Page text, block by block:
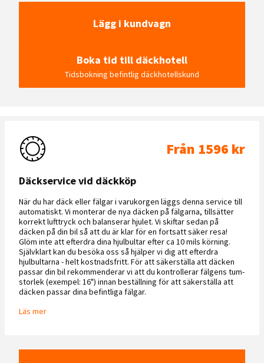
Lägg i kundvagn
Boka tid till däckhotell
Tidsbokning befintlig däckhotellskund
Däckservice vid däckköp
Från 1596 kr
När du har däck eller fälgar i varukorgen läggs denna service till
automatiskt. Vi monterar de nya däcken på fälgarna, tillsätter
korrekt lufttryck och balanserar hjulet. Vi skiftar sedan på
däcken på din bil så att du är klar för en fortsatt säker resa!
Glöm inte att efterdra dina hjulbultar efter ca 10 mils körning.
Självklart kan du besöka oss så hjälper vi dig att efterdra
hjulbultarna - helt kostnadsfritt. För att säkerställa att däcken
passar din bil rekommenderar vi att du kontrollerar fälgens tum-
storlek (exempel: 16") innan beställning för att säkerställa att
däcken passar dina befintliga fälgar.
Läs mer